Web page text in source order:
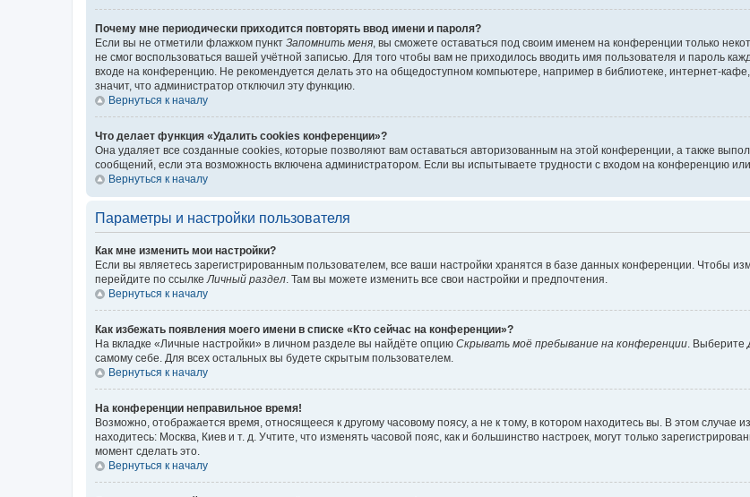
Почему мне периодически приходится повторять ввод имени и пароля?
Если вы не отметили флажком пункт Запомнить меня , вы сможете оставаться под своим именем на конференции только
не смог воспользоваться вашей учётной записью. Для того чтобы вам не приходилось вводить имя пользователя и пароль
входе на конференцию. Не рекомендуется делать это на общедоступном компьютере, например в библиотеке, интернет-кафе,
значит, что администратор отключил эту функцию.
Вернуться к началу
Что делает функция «Удалить cookies конференции»?
Она удаляет все созданные cookies, которые позволяют вам оставаться авторизованным на этой конференции, а также
сообщений, если эта возможность включена администратором. Если вы испытываете трудности с входом на конференцию
Вернуться к началу
Параметры и настройки пользователя
Как мне изменить мои настройки?
Если вы являетесь зарегистрированным пользователем, все ваши настройки хранятся в базе данных конференции. Чтобы
перейдите по ссылке Личный раздел . Там вы можете изменить все свои настройки и предпочтения.
Вернуться к началу
Как избежать появления моего имени в списке «Кто сейчас на конференции»?
На вкладке «Личные настройки» в личном разделе вы найдёте опцию Скрывать моё пребывание на конференции . Выберите
самому себе. Для всех остальных вы будете скрытым пользователем.
Вернуться к началу
На конференции неправильное время!
Возможно, отображается время, относящееся к другому часовому поясу, а не к тому, в котором находитесь вы. В этом случае
находитесь: Москва, Киев и т. д. Учтите, что изменять часовой пояс, как и большинство настроек, могут только
момент сделать это.
Вернуться к началу